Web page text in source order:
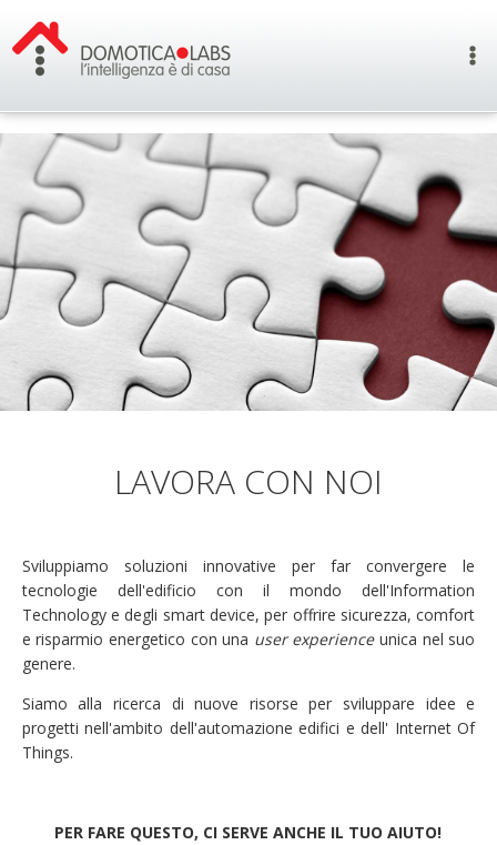
LAVORA CON NOI
Sviluppiamo soluzioni innovative per far convergere le
tecnologie dell'edificio con il mondo dell'Information
Technology e degli smart device, per offrire sicurezza, comfort
e risparmio energetico con una user experienceunica nel suo
genere.
Siamo alla ricerca di nuove risorse per sviluppare idee e
progetti nell'ambito dell'automazione edifici e dell' Internet Of
Things.
PER FARE QUESTO, CI SERVE ANCHE IL TUO AIUTO!